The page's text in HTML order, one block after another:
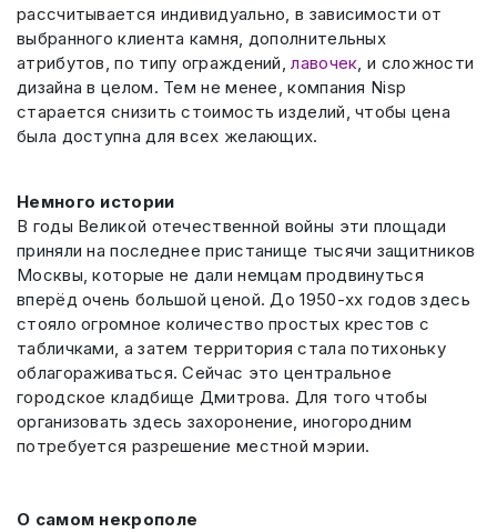
рассчитывается индивидуально, в зависимости от
выбранного клиента камня, дополнительных
атрибутов, по типу ограждений,лавочек, и сложности
дизайна в целом. Тем не менее, компания Nisp
старается снизить стоимость изделий, чтобы цена
была доступна для всех желающих.
Немного истории
В годы Великой отечественной войны эти площади
приняли на последнее пристанище тысячи защитников
Москвы, которые не дали немцам продвинуться
вперёд очень большой ценой. До 1950-хх годов здесь
стояло огромное количество простых крестов с
табличками, а затем территория стала потихоньку
облагораживаться. Сейчас это центральное
городское кладбище Дмитрова. Для того чтобы
организовать здесь захоронение, иногородним
потребуется разрешение местной мэрии.
О самом некрополе